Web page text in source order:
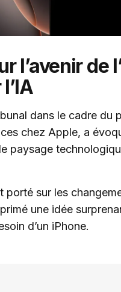
l’avenir de
dans le cadre du
chez Apple, a
paysage
porté sur les
une idée
d’un iPhone.